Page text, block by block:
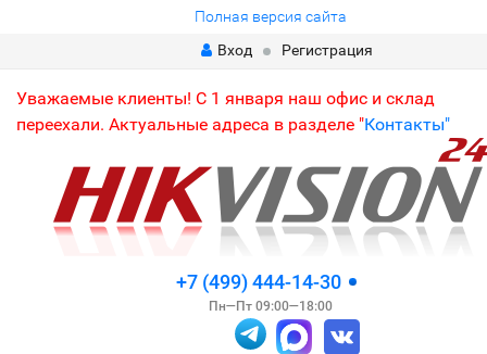
Полная версия сайта
Вход
Регистрация
Уважаемые клиенты! С 1 января наш офис и склад
переехали. Актуальные адреса в разделе "Контакты"
+7 (499) 444-14-30
Пн—Пт 09:00—18:00